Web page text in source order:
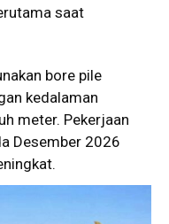
saat
bore pile
kedalaman
meter. Pekerjaan
Desember 2026